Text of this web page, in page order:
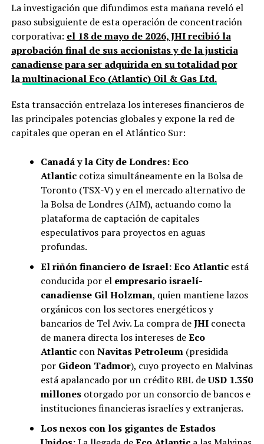
La investigación que difundimos esta mañana reveló el
paso subsiguiente de esta operación de concentración
corporativa: el 18 de mayo de 2026, JHI recibió la
aprobación final de sus accionistas y de la justicia
canadiense para ser adquirida en su totalidad por
lamultinacional Eco (Atlantic) Oil & Gas Ltd.
Esta transacción entrelaza los intereses financieros de
las principales potencias globales y expone la red de
capitales que operan en el Atlántico Sur:
Canadá y la City de Londres:Eco
Atlanticcotiza simultáneamente en la Bolsa de
Toronto (TSX-V) y en el mercado alternativo de
la Bolsa de Londres (AIM), actuando como la
plataforma de captación de capitales
especulativos para proyectos en aguas
profundas.
El riñón financiero de Israel:Eco Atlanticestá
conducida por el empresario israelí-
canadiense Gil Holzman, quien mantiene lazos
orgánicos con los sectores energéticos y
bancarios de Tel Aviv. La compra deJHIconecta
de manera directa los intereses deEco
AtlanticconNavitas Petroleum(presidida
por Gideon Tadmor), cuyo proyecto en Malvinas
está apalancado por un crédito RBL deUSD 1.350
millonesotorgado por un consorcio de bancos e
instituciones financieras israelíes y extranjeras.
Los nexos con los gigantes de Estados